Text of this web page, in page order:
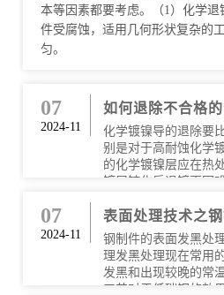
本等因素都要考虑。（1）化学
件受腐蚀，适用几何形状复杂的
匀。
07
2024-11
如何退除不合格
化学镀镍导的退除要
别是对于高耐蚀化学
的化学镀镍层应在热
镀层钝化后退镀更困难
07
2024-11
表面处理技术之
钢制件的表面发黑处
理发黑处理现在常用
发黑和出现较晚的常
工艺对于低碳钢的效果